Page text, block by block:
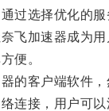
选择优化的服
加速器成为用
便。
客户端软件，
接，用户可以